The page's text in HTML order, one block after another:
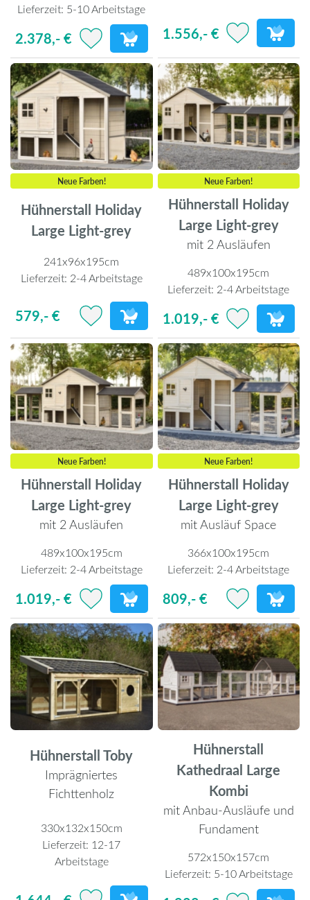
Lieferzeit: 5-10 Arbeitstage
2.378,- € 1.556,- €
Neue Farben!
Hühnerstall Holiday
Large Light-grey
241x96x195cm
Lieferzeit: 2-4 Arbeitstage
579,- €
Neue Farben!
Hühnerstall Holiday
Large Light-grey
mit 2 Ausläufen
489x100x195cm
Lieferzeit: 2-4 Arbeitstage
1.019,- €
Neue Farben!
Hühnerstall Holiday
Large Light-grey
mit 2 Ausläufen
489x100x195cm
Lieferzeit: 2-4 Arbeitstage
1.019,- €
Neue Farben!
Hühnerstall Holiday
Large Light-grey
mit Ausläuf Space
366x100x195cm
Lieferzeit: 2-4 Arbeitstage
809,- €
Hühnerstall Toby
Imprägniertes
Fichttenholz
330x132x150cm
Lieferzeit: 12-17
Arbeitstage
Hühnerstall
Kathedraal Large
Kombi
mit Anbau-Ausläufe und
Fundament
572x150x157cm
Lieferzeit: 5-10 Arbeitstage